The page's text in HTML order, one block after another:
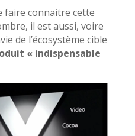
faire connaitre cette
il est aussi, voire
de l’écosystème cible
« indispensable